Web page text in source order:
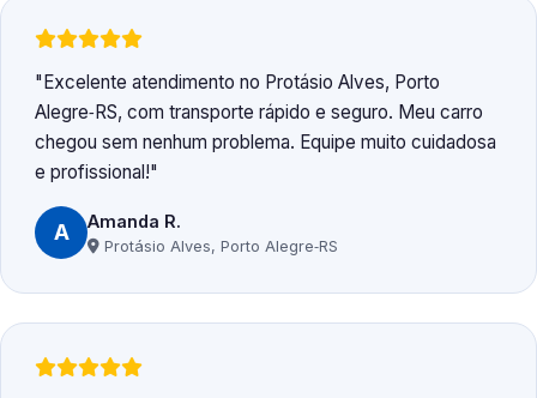
Excelente atendimento no Protásio Alves, Porto
Alegre‑RS, com transporte rápido e seguro. Meu carro
chegou sem nenhum problema. Equipe muito cuidadosa
e profissional!
A Amanda R.
Protásio Alves, Porto Alegre‑RS